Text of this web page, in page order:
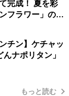
完成！ 夏を彩
フラワー」の作
チン】ケチャッ
ナポリタン」
もっと読む